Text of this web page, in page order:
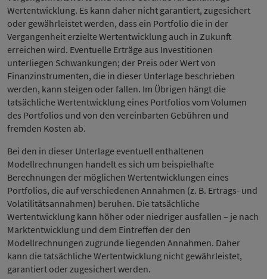
Wertentwicklung. Es kann daher nicht garantiert, zugesichert
oder gewährleistet werden, dass ein Portfolio die in der
Vergangenheit erzielte Wertentwicklung auch in Zukunft
erreichen wird. Eventuelle Erträge aus Investitionen
unterliegen Schwankungen; der Preis oder Wert von
Finanzinstrumenten, die in dieser Unterlage beschrieben
werden, kann steigen oder fallen. Im Übrigen hängt die
tatsächliche Wertentwicklung eines Portfolios vom Volumen
des Portfolios und von den vereinbarten Gebühren und
fremden Kosten ab.
Bei den in dieser Unterlage eventuell enthaltenen
Modellrechnungen handelt es sich um beispielhafte
Berechnungen der möglichen Wertentwicklungen eines
Portfolios, die auf verschiedenen Annahmen (z. B. Ertrags- und
Volatilitätsannahmen) beruhen. Die tatsächliche
Wertentwicklung kann höher oder niedriger ausfallen – je nach
Marktentwicklung und dem Eintreffen der den
Modellrechnungen zugrunde liegenden Annahmen. Daher
kann die tatsächliche Wertentwicklung nicht gewährleistet,
garantiert oder zugesichert werden.